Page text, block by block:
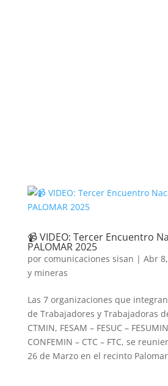
📹 VIDEO: Tercer Encuentro
PALOMAR 2025
por comunicaciones sisan | Abr
y mineras
Las 7 organizaciones que
de Trabajadores y Trabajadoras
CTMIN, FESAM – FESUC –
CONFEMIN – CTC – FTC, se
26 de Marzo en el recinto